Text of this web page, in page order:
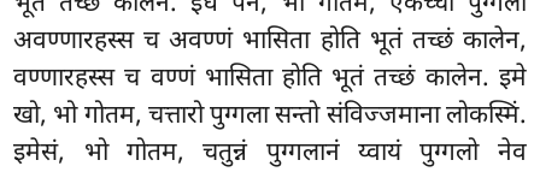
अवण्णारहस्स च अवण्णं भासिता होति भूतं तच्छं कालेन,
वण्णारहस्स च वण्णं भासिता होति भूतं तच्छं कालेन. इमे
खो, भो गोतम, चत्तारो पुग्गला सन्तोसंविज्जमाना लोकस्मिं.
इमेसं, भो गोतम, चतुन्नं पुग्गलानं य्वायं पुग्गलो नेव